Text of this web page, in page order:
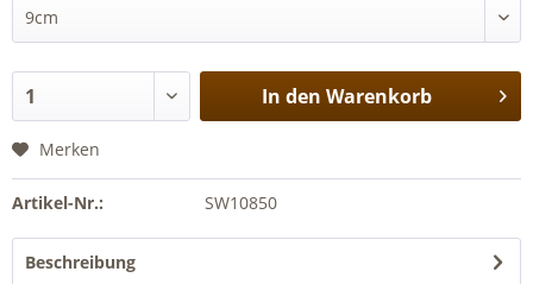
In den Warenkorb
Merken
Artikel-Nr.: SW10850
Beschreibung